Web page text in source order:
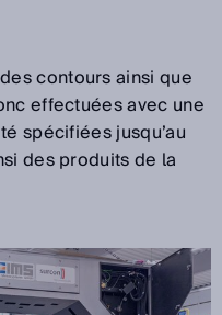
contours ainsi que
effectuées avec une
spécifiées jusqu’au
des produits de la